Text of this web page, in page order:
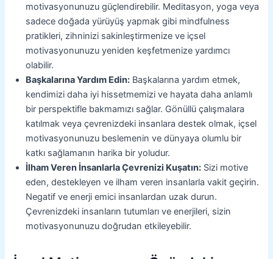
motivasyonunuzu güçlendirebilir. Meditasyon, yoga veya
sadece doğada yürüyüş yapmak gibi mindfulness
pratikleri, zihninizi sakinleştirmenize ve içsel
motivasyonunuzu yeniden keşfetmenize yardımcı
olabilir.
Başkalarına Yardım Edin: Başkalarına yardım etmek,
kendimizi daha iyi hissetmemizi ve hayata daha anlamlı
bir perspektifle bakmamızı sağlar. Gönüllü çalışmalara
katılmak veya çevrenizdeki insanlara destek olmak, içsel
motivasyonunuzu beslemenin ve dünyaya olumlu bir
katkı sağlamanın harika bir yoludur.
İlham Veren İnsanlarla Çevrenizi Kuşatın: Sizi motive
eden, destekleyen ve ilham veren insanlarla vakit geçirin.
Negatif ve enerji emici insanlardan uzak durun.
Çevrenizdeki insanların tutumları ve enerjileri, sizin
motivasyonunuzu doğrudan etkileyebilir.